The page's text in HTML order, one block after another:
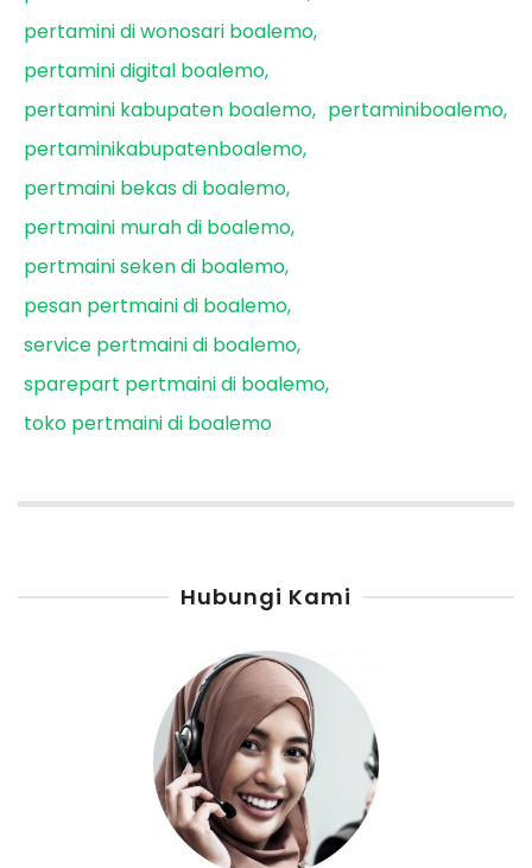
pertamini di wonosari boalemo
pertamini digital boalemo
pertamini kabupaten boalemo
pertaminiboalemo
pertaminikabupatenboalemo
pertmaini bekas di boalemo
pertmaini murah di boalemo
pertmaini seken di boalemo
pesan pertmaini di boalemo
service pertmaini di boalemo
sparepart pertmaini di boalemo
toko pertmaini di boalemo
Hubungi Kami